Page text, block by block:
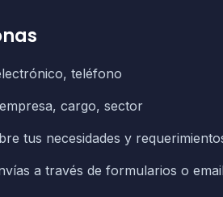
teléfono
cargo, sector
tus necesidades y
a través de formularios o email